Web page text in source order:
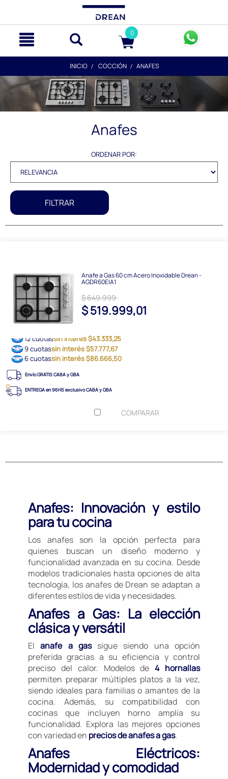
0
INICIO COCCIÓN ANAFES
Anafes
ORDENAR POR:
FILTRAR
Anafe a Gas 60 cm Acero Inoxidable Drean -
AGDR60EIA1
$ 649.999
$ 519.999,01
12 cuotassin interés $43.333,25
9 cuotassin interés $57.777,67
6 cuotassin interés $86.666,50
Envío GRATIS CABA y GBA
ENTREGA en 96HS exclusivo CABA y GBA
COMPARAR
Anafes: Innovación y estilo
para tu cocina
Los anafes son la opción perfecta para
quienes buscan un diseño moderno y
funcionalidad avanzada en su cocina. Desde
modelos tradicionales hasta opciones de alta
tecnología, los anafes de Drean se adaptan a
diferentes estilos de vida y necesidades.
Anafes a Gas: La elección
clásica y versátil
Elanafe a gassigue siendo una opción
preferida gracias a su eficiencia y control
preciso del calor. Modelos de 4 hornallas
permiten preparar múltiples platos a la vez,
siendo ideales para familias o amantes de la
cocina. Además, su compatibilidad con
cocinas que incluyen horno amplía su
funcionalidad. Explora las mejores opciones
con variedad en precios de anafes a gas.
Anafes Eléctricos:
Modernidad y comodidad